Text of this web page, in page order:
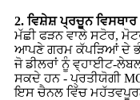
2. ਵਿਸ਼ੇਸ਼ ਪ੍ਰਚੂਨ
ਮੱਛੀ ਫੜਨ ਵਾਲੇ ਸਟੋਰ,
ਆਪਣੇ ਗਰਮ ਕੱਪੜਿਆਂ ਦੇ
ਜੋ ਡੀਲਰਾਂ ਨੂੰ ਵ੍ਹਾਈਟ-
ਸਕਦੇ ਹਨ - ਪ੍ਰਤੀਯੋਗੀ
ਇਸ ਚੈਨਲ ਵਿੱਚ